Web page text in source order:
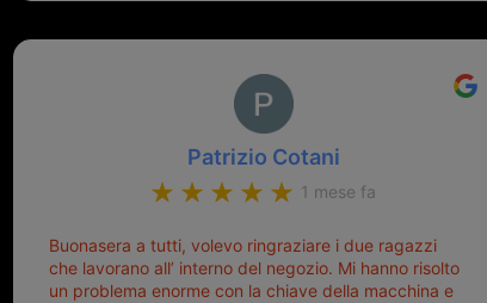
Patrizio Cotani
1 mese fa
Buonasera a tutti, volevo ringraziare i due ragazzi
che lavorano all’ interno del negozio. Mi hanno risolto
un problema enorme con la chiave della macchina e